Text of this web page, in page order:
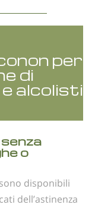
per
di
alcolisti
o
disponibili
dell’astinenza